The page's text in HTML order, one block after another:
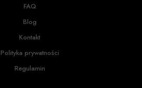
FAQ
Blog
Kontakt
Polityka prywatności
Regulamin